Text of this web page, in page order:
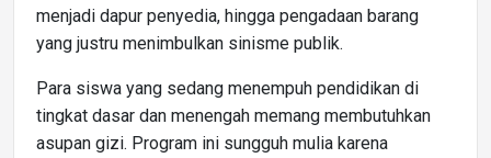
menjadi dapur penyedia, hingga pengadaan barang
yang justru menimbulkan sinisme publik.
Para siswa yang sedang menempuh pendidikan di
tingkat dasar dan menengah memang membutuhkan
asupan gizi. Program ini sungguh mulia karena